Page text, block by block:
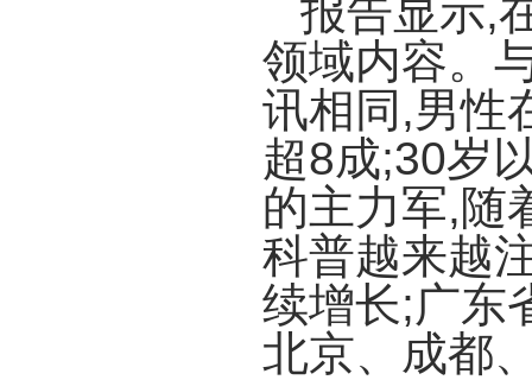
报告显示,
领域内容。
讯相同,男性
超8成;30岁
的主力军,随
科普越来越
续增长;广东
北京、成都